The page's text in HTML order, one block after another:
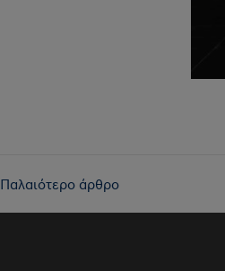
Πλοήγηση
άρθρων
Παλαιότερο άρθρο